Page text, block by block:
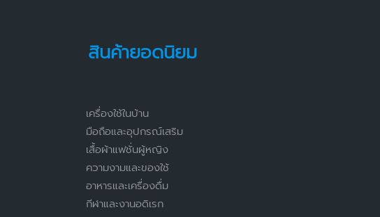
สินค้ายอดนิยม
เครื่องใช้ในบ้าน
มือถือและอุปกรณ์เสริม
เสื้อผ้าแฟชั่นผู้หญิง
ความงามและของใช้
อาหารและเครื่องดื่ม
กีฬาและงานอดิเรก